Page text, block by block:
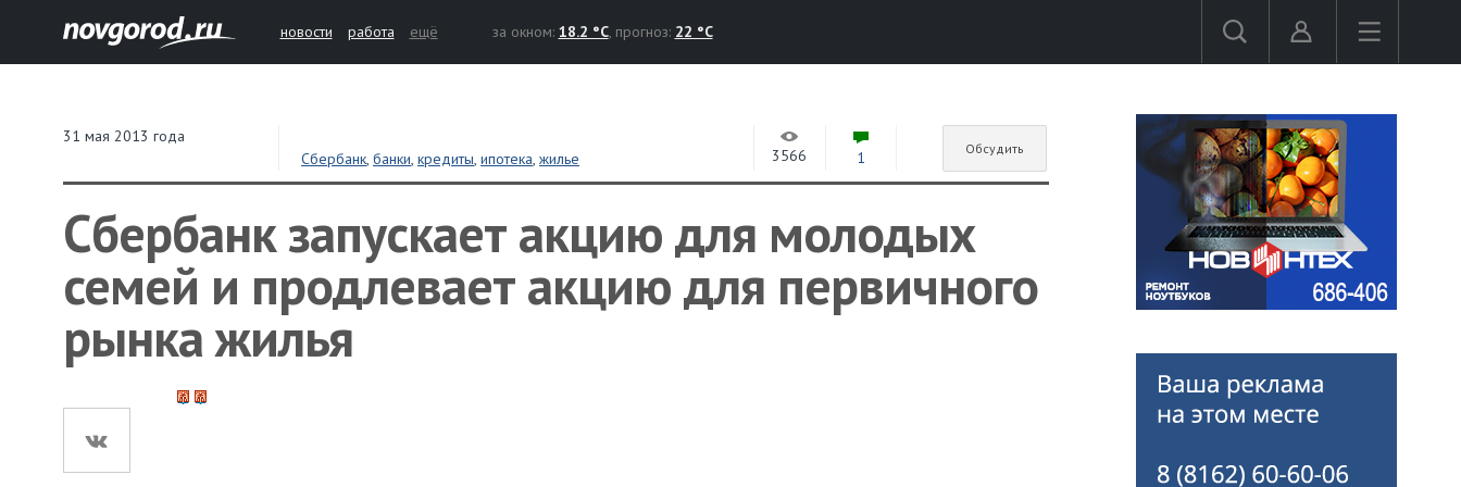
новости работа ещё за окном: 18.2 °C, прогноз: 22 °C
31 мая 2013 года
Сбербанк,банки,кредиты,ипотека,жилье 3566 1 Обсудить
Сбербанк запускает акцию для молодых
семей и продлевает акцию для первичного
рынка жилья